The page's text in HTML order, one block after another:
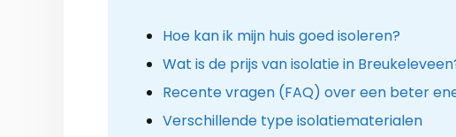
Hoe kan ik mijn huis goed isoleren?
Wat is de prijs van isolatie in
Recente vragen (FAQ) over een beter
Verschillende type isolatiematerialen